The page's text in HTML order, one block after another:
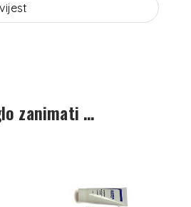
zanimati …